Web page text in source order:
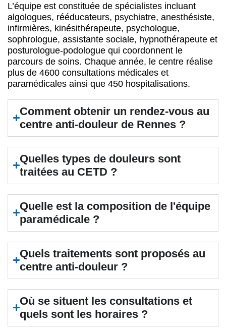
L’équipe est constituée de spécialistes incluant
algologues, rééducateurs, psychiatre, anesthésiste,
infirmières, kinésithérapeute, psychologue,
sophrologue, assistante sociale, hypnothérapeute et
posturologue-podologue qui coordonnent le
parcours de soins. Chaque année, le centre réalise
plus de 4600 consultations médicales et
paramédicales ainsi que 450 hospitalisations.
Comment obtenir un rendez-vous au
centre anti-douleur de Rennes ?
Quelles types de douleurs sont
traitées au CETD ?
Quelle est la composition de l'équipe
paramédicale ?
Quels traitements sont proposés au
centre anti-douleur ?
Où se situent les consultations et
quels sont les horaires ?